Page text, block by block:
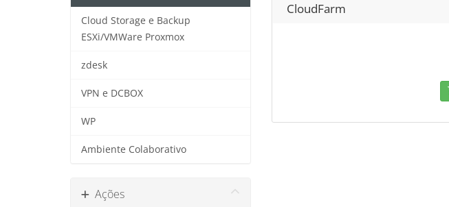
Cloud Storage e Backup
ESXi/VMWare Proxmox
zdesk
VPN e DCBOX
WP
Ambiente Colaborativo
Ações
CloudFarm